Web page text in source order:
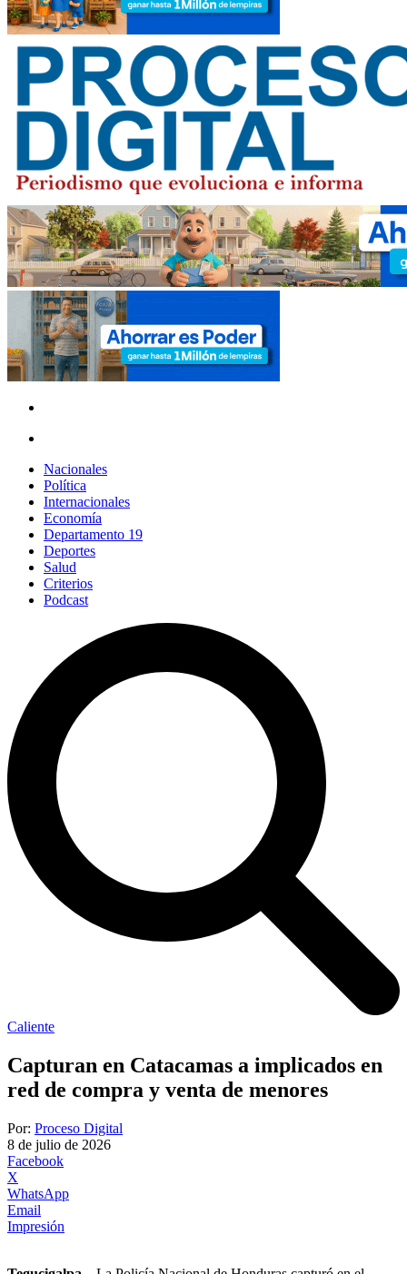
Nacionales
Política
Internacionales
Economía
Departamento 19
Deportes
Salud
Criterios
Podcast
Caliente
Capturan en Catacamas a implicados en
red de compra y venta de menores
Por: Proceso Digital
8 de julio de 2026
Facebook
X
WhatsApp
Email
Impresión